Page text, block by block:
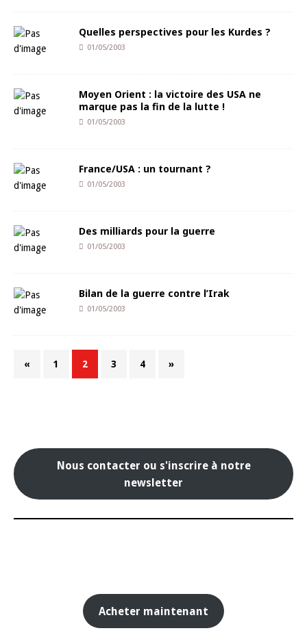
Quelles perspectives pour les Kurdes ?
01/05/2003
Moyen Orient : la victoire des USA ne
marque pas la fin de la lutte !
01/05/2003
France/USA : un tournant ?
01/05/2003
Des milliards pour la guerre
01/05/2003
Bilan de la guerre contre l’Irak
01/05/2003
« 1 2 3 4 »
Nous contacter ou s'inscrire à notre
newsletter
Acheter maintenant